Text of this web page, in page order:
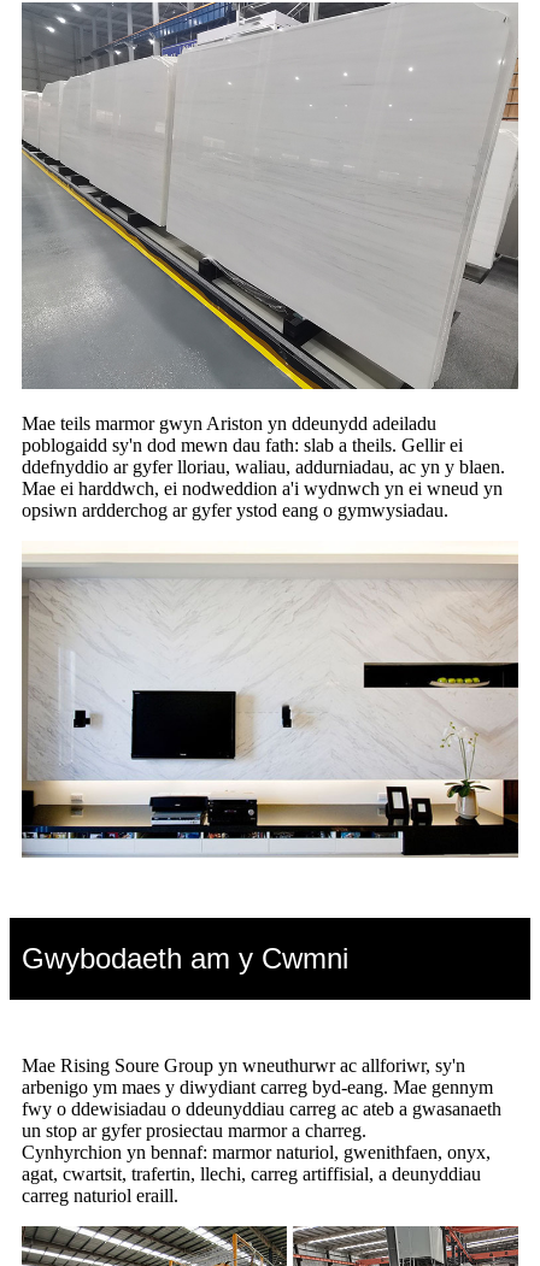
Mae teils marmor gwyn Ariston yn ddeunydd adeiladu
poblogaidd sy'n dod mewn dau fath: slab a theils. Gellir ei
ddefnyddio ar gyfer lloriau, waliau, addurniadau, ac yn y blaen.
Mae ei harddwch, ei nodweddion a'i wydnwch yn ei wneud yn
opsiwn ardderchog ar gyfer ystod eang o gymwysiadau.
Gwybodaeth am y Cwmni
Mae Rising Soure Group yn wneuthurwr ac allforiwr, sy'n
arbenigo ym maes y diwydiant carreg byd-eang. Mae gennym
fwy o ddewisiadau o ddeunyddiau carreg ac ateb a gwasanaeth
un stop ar gyfer prosiectau marmor a charreg.
Cynhyrchion yn bennaf: marmor naturiol, gwenithfaen, onyx,
agat, cwartsit, trafertin, llechi, carreg artiffisial, a deunyddiau
carreg naturiol eraill.